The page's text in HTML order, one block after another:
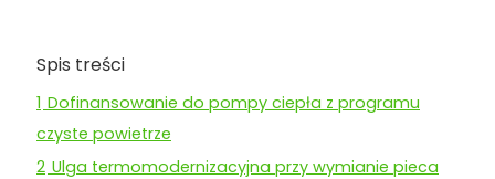
Spis treści
1 Dofinansowanie do pompy ciepła z programu
czyste powietrze
2 Ulga termomodernizacyjna przy wymianie pieca